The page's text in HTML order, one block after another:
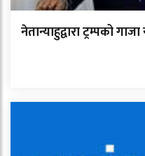
नेतान्याहुद्वारा ट्रम्पको